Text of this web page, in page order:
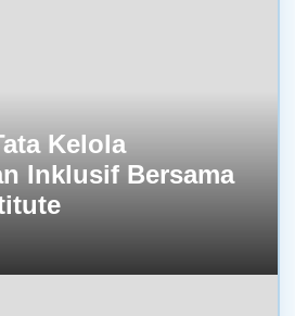
Kelola
Inklusif Bersama